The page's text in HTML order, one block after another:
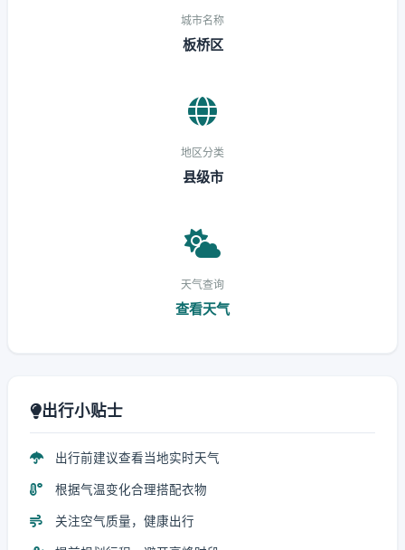
城市名称
板桥区
地区分类
县级市
天气查询
查看天气
出行小贴士
出行前建议查看当地实时天气
根据气温变化合理搭配衣物
关注空气质量，健康出行